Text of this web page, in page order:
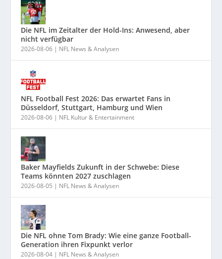
Die NFL im Zeitalter der Hold-Ins: Anwesend, aber
nicht verfügbar
2026-08-06 | NFL News & Analysen
NFL Football Fest 2026: Das erwartet Fans in
Düsseldorf, Stuttgart, Hamburg und Wien
2026-08-06 | NFL Kultur & Entertainment
Baker Mayfields Zukunft in der Schwebe: Diese
Teams könnten 2027 zuschlagen
2026-08-05 | NFL News & Analysen
Die NFL ohne Tom Brady: Wie eine ganze Football-
Generation ihren Fixpunkt verlor
2026-08-04 | NFL News & Analysen